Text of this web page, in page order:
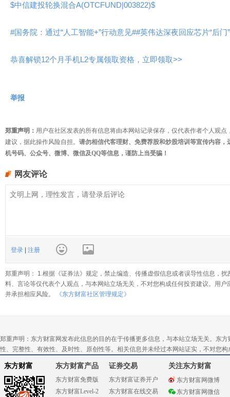
$中信建投轮换混合A(OTCFUND|003822)$
#国务院：通过“人工智能+”行动意见##英伟达深夜回应芯片“后门
恭喜解锁12个月手机L2专属领取资格，立即领取>>
举报
郑重声明： 用户在社区发表的所有信息将由本网站记录保存，仅代表作者个人观
建议，据此操作风险自担。 请勿相信代客理财、免费荐股和炒股培训等宣传内容
机号码、公众号、微博、微信及QQ等信息，谨防上当受骗！
网友评论
登录 注册
郑重声明： 1.根据《证券法》规定，禁止编造、传播虚假信息或者误导性信息，
料、言论等仅代表个人观点，与本网站立场无关，不对您构成任何投资建议。用
并承担相应风险。
《东方财富社区管理规定》
郑重声明：东方财富网发布此信息的目的在于传播更多信息，与本站立场无关。东
性、完整性、有效性、及时性、原创性等。相关信息并未经过本网站证实，不对您
东方财富 东方财富产品
东方财富免费版
东方财富Level-2
证券交易
东方财富证券开户
东方财富在线交易
关注东方财富
东方财富网微博
东方财富网微信